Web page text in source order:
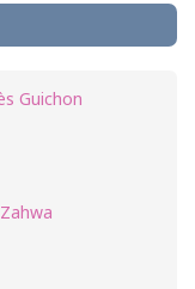
Guichon